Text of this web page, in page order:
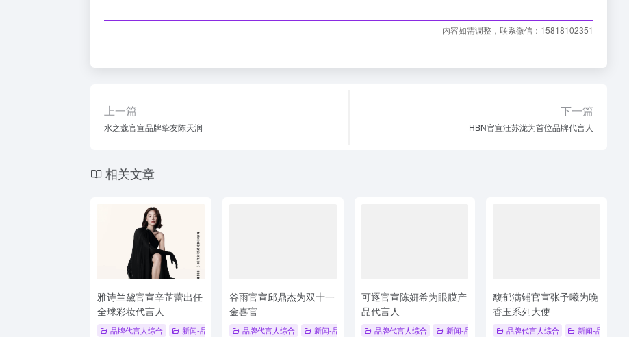
内容如需调整，联系微信：15818102351
上一篇
水之蔻官宣品牌挚友陈天润
下一篇
HBN官宣汪苏泷为首位品牌代言人
相关文章
雅诗兰黛官宣辛芷蕾出任
全球彩妆代言人
品牌代言人综合 新闻-品牌代言人 # 品牌代言人 # 雅诗兰黛
谷雨官宣邱鼎杰为双十一
金喜官
品牌代言人综合 新闻-品牌代言人
可逐官宣陈妍希为眼膜产
品代言人
品牌代言人综合 新闻-品牌代言人 # 品牌代言人 # 可逐 # 陈妍希
馥郁满铺官宣张予曦为晚
香玉系列大使
品牌代言人综合 新闻-品牌代言人